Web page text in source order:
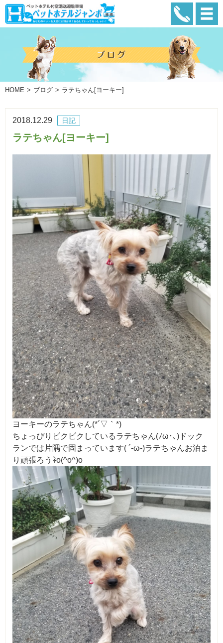
HOME ブログ ラテちゃん[ヨーキー]
日記
2018.12.29
ラテちゃん[ヨーキー]
ヨーキーのラテちゃん(*´▽｀*)
ちょっぴりビクビクしているラテちゃん(ﾉω･､)ドック
ランでは片隅で固まっています( ´-ω-)ラテちゃんお泊ま
り頑張ろうﾈo(^o^)o